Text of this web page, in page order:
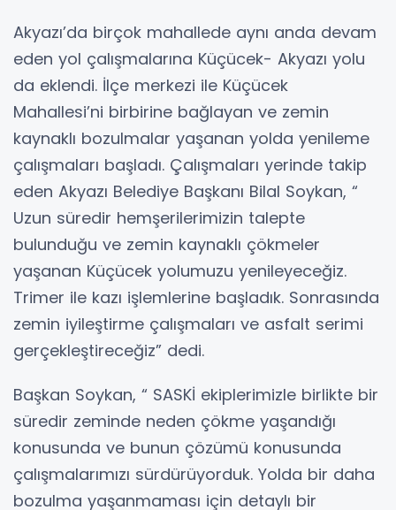
Akyazı’da birçok mahallede aynı anda devam
eden yol çalışmalarına Küçücek- Akyazı yolu
da eklendi. İlçe merkezi ile Küçücek
Mahallesi’ni birbirine bağlayan ve zemin
kaynaklı bozulmalar yaşanan yolda yenileme
çalışmaları başladı. Çalışmaları yerinde takip
eden Akyazı Belediye Başkanı Bilal Soykan, “
Uzun süredir hemşerilerimizin talepte
bulunduğu ve zemin kaynaklı çökmeler
yaşanan Küçücek yolumuzu yenileyeceğiz.
Trimer ile kazı işlemlerine başladık. Sonrasında
zemin iyileştirme çalışmaları ve asfalt serimi
gerçekleştireceğiz” dedi.
Başkan Soykan, “ SASKİ ekiplerimizle birlikte bir
süredir zeminde neden çökme yaşandığı
konusunda ve bunun çözümü konusunda
çalışmalarımızı sürdürüyorduk. Yolda bir daha
bozulma yaşanmaması için detaylı bir